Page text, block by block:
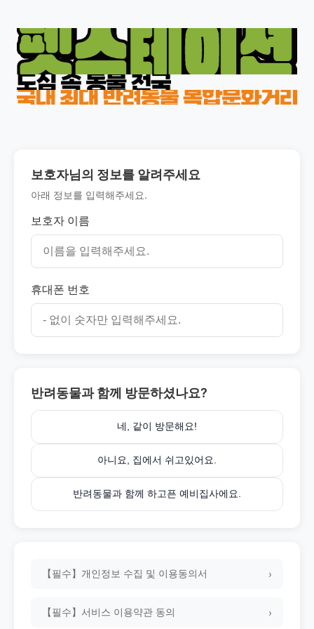
보호자님의 정보를 알려주세요
아래 정보를 입력해주세요.
보호자 이름
휴대폰 번호
반려동물과 함께 방문하셨나요?
네, 같이 방문해요!
아니요, 집에서 쉬고있어요.
반려동물과 함께 하고픈 예비집사에요.
【필수】개인정보 수집 및 이용동의서 ›
【필수】서비스 이용약관 동의 ›